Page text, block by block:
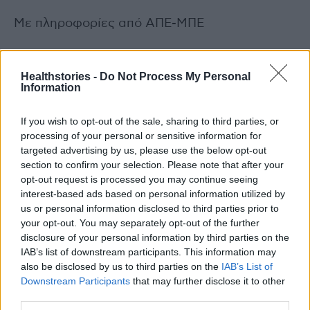
Healthstories - Do Not Process My Personal
Information
If you wish to opt-out of the sale, sharing to third parties, or
processing of your personal or sensitive information for
targeted advertising by us, please use the below opt-out
section to confirm your selection. Please note that after your
opt-out request is processed you may continue seeing
interest-based ads based on personal information utilized by
us or personal information disclosed to third parties prior to
your opt-out. You may separately opt-out of the further
disclosure of your personal information by third parties on the
IAB’s list of downstream participants. This information may
also be disclosed by us to third parties on the IAB’s List of
Downstream Participants that may further disclose it to other
Με πληροφορίες από ΑΠΕ-ΜΠΕ
Τα αγαπημένα φαγητά μειώνουν την όρεξη και
τις λιγούρες
Κλιματική αλλαγή: Πως θα επηρεάσει τη ζωή
των παιδιών που γεννήθηκαν από το 2007 και
μετά
TAGS
Ινστιτούτο Νοσηλευτικών Ερευνών και Πολιτικής της Υγείας